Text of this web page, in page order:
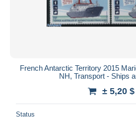
French Antarctic Territory 2015
NH, Transport - Ships
± 5,20 $
Status